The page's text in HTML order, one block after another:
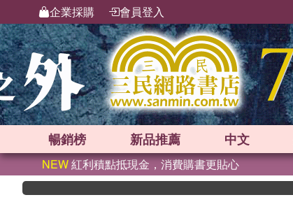
企業採購 會員登入
暢銷榜 新品推薦 中文
NEW紅利積點抵現金，消費購書更貼心